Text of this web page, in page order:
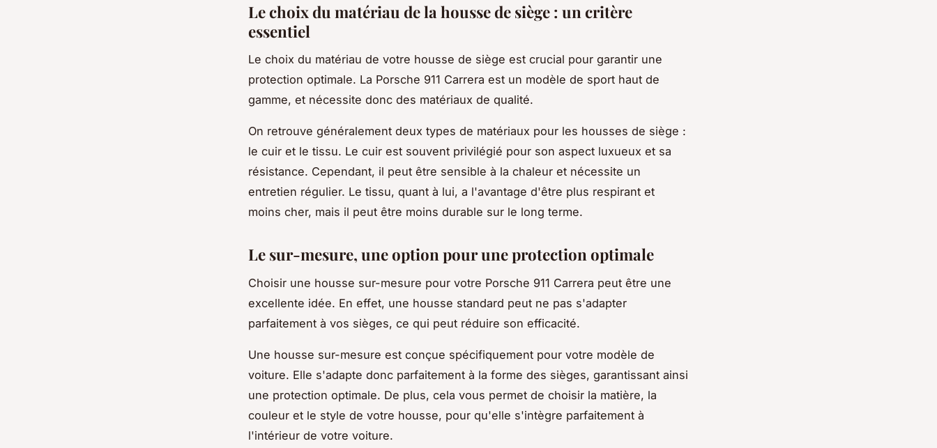
Le choix du matériau de la housse de siège : un critère
essentiel
Le choix du matériau de votre housse de siège est crucial pour garantir une
protection optimale. La Porsche 911 Carrera est un modèle de sport haut de
gamme, et nécessite donc des matériaux de qualité.
On retrouve généralement deux types de matériaux pour les housses de siège :
le cuir et le tissu. Le cuir est souvent privilégié pour son aspect luxueux et sa
résistance. Cependant, il peut être sensible à la chaleur et nécessite un
entretien régulier. Le tissu, quant à lui, a l'avantage d'être plus respirant et
moins cher, mais il peut être moins durable sur le long terme.
Le sur-mesure, une option pour une protection optimale
Choisir une housse sur-mesure pour votre Porsche 911 Carrera peut être une
excellente idée. En effet, une housse standard peut ne pas s'adapter
parfaitement à vos sièges, ce qui peut réduire son efficacité.
Une housse sur-mesure est conçue spécifiquement pour votre modèle de
voiture. Elle s'adapte donc parfaitement à la forme des sièges, garantissant ainsi
une protection optimale. De plus, cela vous permet de choisir la matière, la
couleur et le style de votre housse, pour qu'elle s'intègre parfaitement à
l'intérieur de votre voiture.